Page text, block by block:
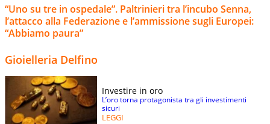
“Uno su tre in ospedale”. Paltrinieri tra l’incubo Senna,
l’attacco alla Federazione e l’ammissione sugli Europei:
“Abbiamo paura”
Gioielleria Delfino
Investire in oro
L’oro torna protagonista tra gli investimenti
sicuri
LEGGI